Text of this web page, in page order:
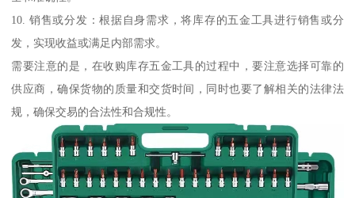
10. 销售或分发：根据自身需求，将库存的五金工具进行销售或分
发，实现收益或满足内部需求。
需要注意的是，在收购库存五金工具的过程中，要注意选择可靠的
供应商，确保货物的质量和交货时间，同时也要了解相关的法律法
规，确保交易的合法性和合规性。